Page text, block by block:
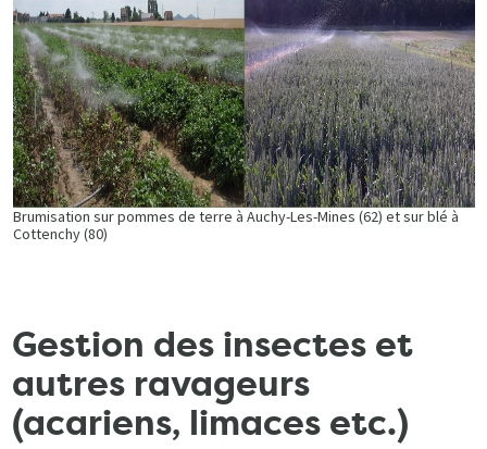
Brumisation sur pommes de terre à Auchy-Les-Mines (62) et sur blé à
Cottenchy (80)
Gestion des insectes et
autres ravageurs
(acariens, limaces etc.)